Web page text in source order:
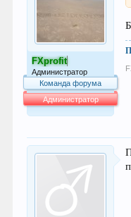
FXprofit
Администратор
Команда форума
Администратор